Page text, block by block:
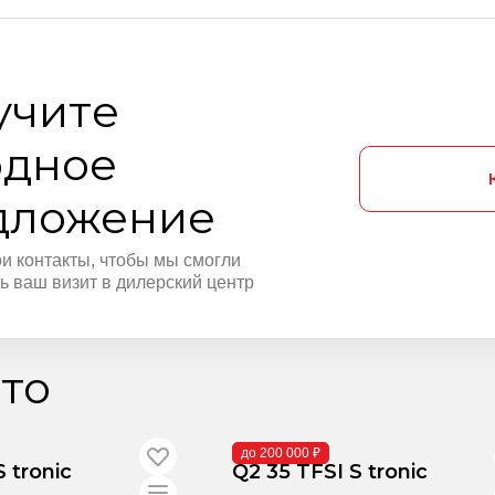
контакты, чтобы мы смогли
ваш визит в дилерский центр
tronic
до 200 000 ₽
В поставке
Q2 35 TFSI S tronic